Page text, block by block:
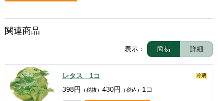
関連商品
表示： 簡易 詳細
レタス 1コ 冷蔵
398円 （税抜） 430円 （税込） 1コ